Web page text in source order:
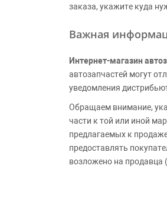
заказа, укажите куда
Важная
Интернет-магазин
автозапчастей могут
уведомления
Обращаем внимание,
части к той или иной
предлагаемых к
предоставлять
возложено на продавца